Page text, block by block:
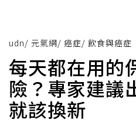
udn/ 元氣網/ 癌症/ 飲食與癌症
每天都在用的
險？專家建議
就該換新